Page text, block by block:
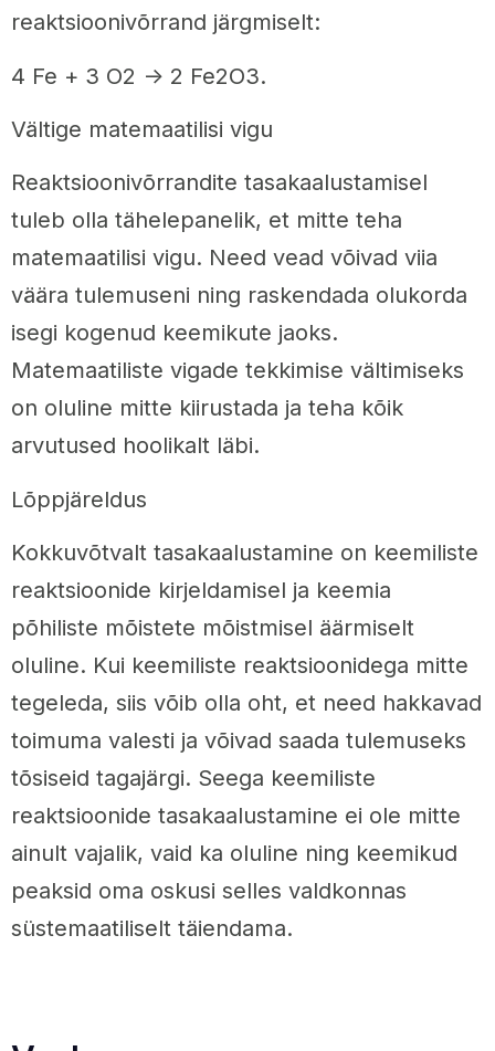
reaktsioonivõrrand järgmiselt:
4 Fe + 3 O2 -> 2 Fe2O3.
Vältige matemaatilisi vigu
Reaktsioonivõrrandite tasakaalustamisel
tuleb olla tähelepanelik, et mitte teha
matemaatilisi vigu. Need vead võivad viia
väära tulemuseni ning raskendada olukorda
isegi kogenud keemikute jaoks.
Matemaatiliste vigade tekkimise vältimiseks
on oluline mitte kiirustada ja teha kõik
arvutused hoolikalt läbi.
Lõppjäreldus
Kokkuvõtvalt tasakaalustamine on keemiliste
reaktsioonide kirjeldamisel ja keemia
põhiliste mõistete mõistmisel äärmiselt
oluline. Kui keemiliste reaktsioonidega mitte
tegeleda, siis võib olla oht, et need hakkavad
toimuma valesti ja võivad saada tulemuseks
tõsiseid tagajärgi. Seega keemiliste
reaktsioonide tasakaalustamine ei ole mitte
ainult vajalik, vaid ka oluline ning keemikud
peaksid oma oskusi selles valdkonnas
süstemaatiliselt täiendama.